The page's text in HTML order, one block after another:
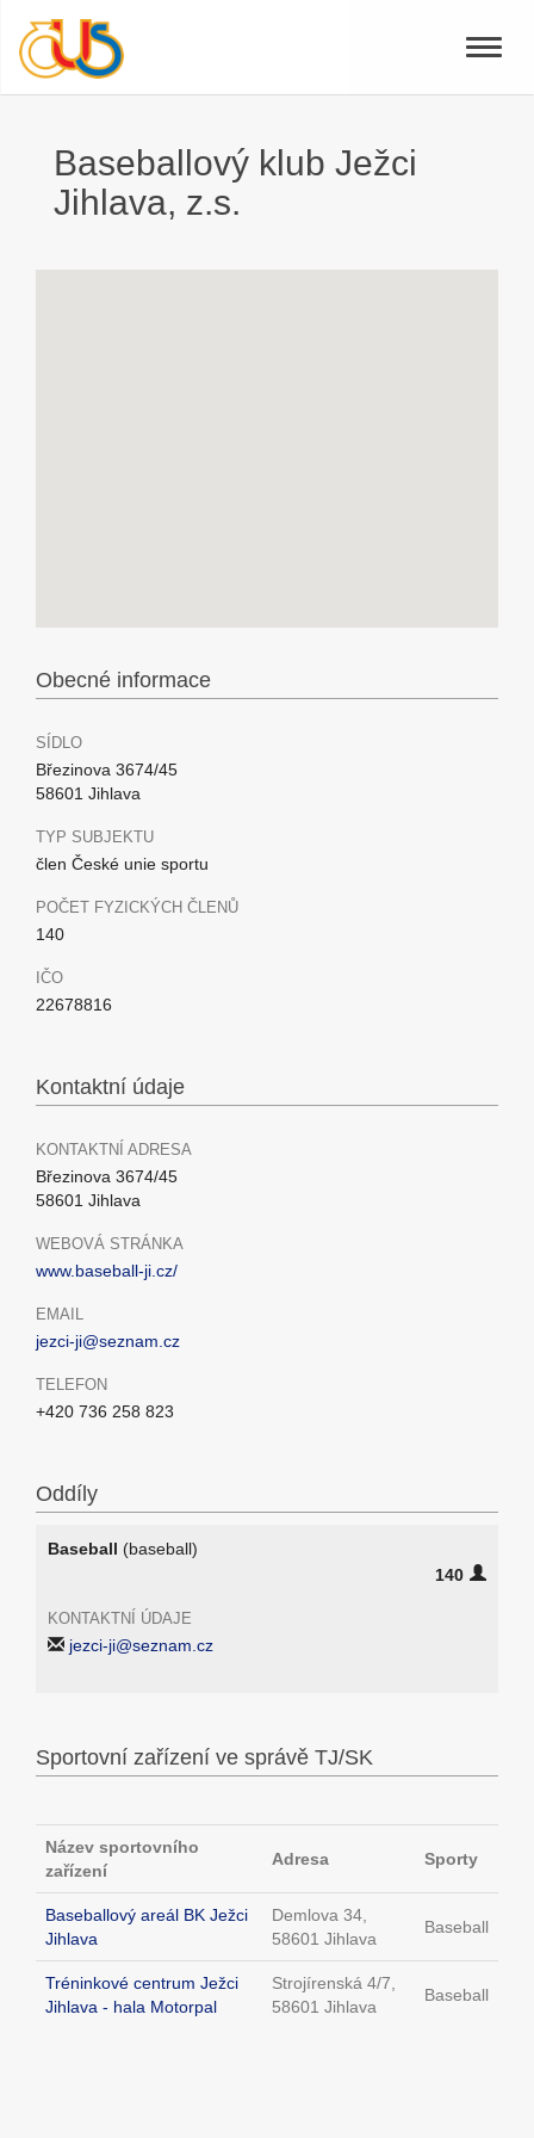
Toggle
Baseballový klub Ježci
Jihlava, z.s.
Obecné informace
SÍDLO
Březinova 3674/45
58601 Jihlava
TYP SUBJEKTU
člen České unie sportu
POČET FYZICKÝCH ČLENŮ
140
IČO
22678816
Kontaktní údaje
KONTAKTNÍ ADRESA
Březinova 3674/45
58601 Jihlava
WEBOVÁ STRÁNKA
www.baseball-ji.cz/
EMAIL
jezci-ji@seznam.cz
TELEFON
+420 736 258 823
Oddíly
Baseball (baseball)
140
KONTAKTNÍ ÚDAJE
jezci-ji@seznam.cz
Sportovní zařízení ve správě TJ/SK
Název sportovního
zařízení
Adresa Sporty
Baseballový areál BK Ježci
Jihlava
Demlova 34,
58601 Jihlava
Baseball
Tréninkové centrum Ježci
Jihlava - hala Motorpal
Strojírenská 4/7,
58601 Jihlava
Baseball